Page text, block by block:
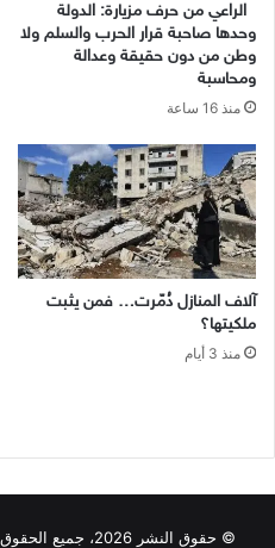
الراعي من حرف مزيارة: الدولة
وحدها صاحبة قرار الحرب والسلم ولا
وطن من دون حقيقة وعدالة
ومحاسبة
منذ 16 ساعة
آلاف المنازل دُمّرت… فمن يثبت
ملكيتها؟
منذ 3 أيام
© حقوق النشر 2026، جميع الحقوق محفوظة |